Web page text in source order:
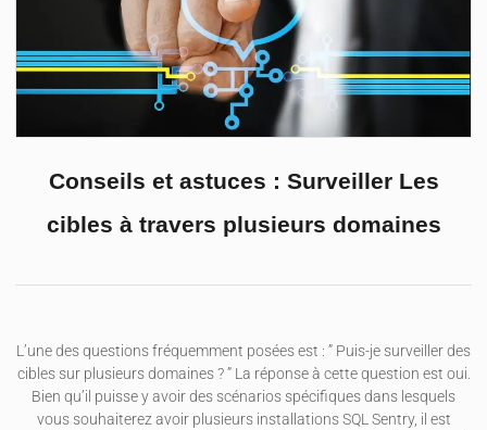
Conseils et astuces : Surveiller Les
cibles à travers plusieurs domaines
L’une des questions fréquemment posées est : ” Puis-je surveiller des
cibles sur plusieurs domaines ? ” La réponse à cette question est oui.
Bien qu’il puisse y avoir des scénarios spécifiques dans lesquels
vous souhaiterez avoir plusieurs installations SQL Sentry, il est